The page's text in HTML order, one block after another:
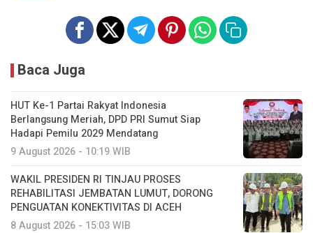
Baca Juga
HUT Ke-1 Partai Rakyat Indonesia
Berlangsung Meriah, DPD PRI Sumut Siap
Hadapi Pemilu 2029 Mendatang
9 August 2026 - 10:19 WIB
WAKIL PRESIDEN RI TINJAU PROSES
REHABILITASI JEMBATAN LUMUT, DORONG
PENGUATAN KONEKTIVITAS DI ACEH
8 August 2026 - 15:03 WIB